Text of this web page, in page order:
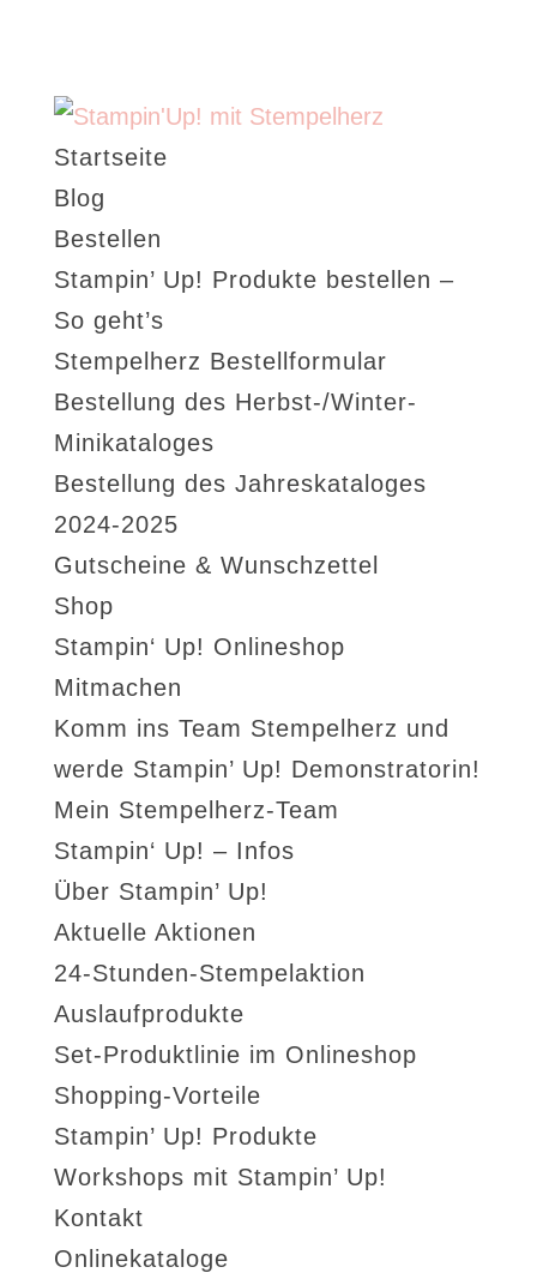
Startseite
Blog
Bestellen
Stampin’ Up! Produkte bestellen –
So geht’s
Stempelherz Bestellformular
Bestellung des Herbst-/Winter-
Minikataloges
Bestellung des Jahreskataloges
2024-2025
Gutscheine & Wunschzettel
Shop
Stampin‘ Up! Onlineshop
Mitmachen
Komm ins Team Stempelherz und
werde Stampin’ Up! Demonstratorin!
Mein Stempelherz-Team
Stampin‘ Up! – Infos
Über Stampin’ Up!
Aktuelle Aktionen
24-Stunden-Stempelaktion
Auslaufprodukte
Set-Produktlinie im Onlineshop
Shopping-Vorteile
Stampin’ Up! Produkte
Workshops mit Stampin’ Up!
Kontakt
Onlinekataloge